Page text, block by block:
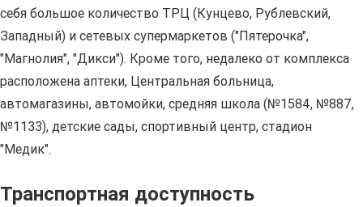
себя большое количество ТРЦ (Кунцево, Рублевский,
Западный) и сетевых супермаркетов ("Пятерочка",
"Магнолия", "Дикси"). Кроме того, недалеко от комплекса
расположена аптеки, Центральная больница,
автомагазины, автомойки, средняя школа (№1584, №887,
№1133), детские сады, спортивный центр, стадион
"Медик".
Транспортная доступность